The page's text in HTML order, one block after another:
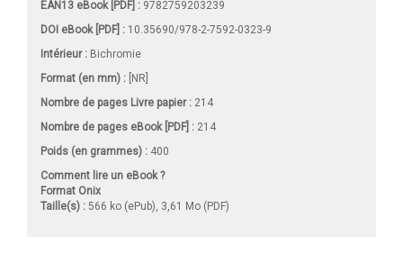
EAN13 eBook [PDF] : 9782759203239
DOI eBook [PDF] : 10.35690/978-2-7592-0323-9
Intérieur : Bichromie
Format (en mm) : [NR]
Nombre de pages Livre papier: 214
Nombre de pages eBook [PDF] : 214
Poids (en grammes) : 400
Comment lire un eBook ?
Format Onix
Taille(s) : 566 ko (ePub), 3,61 Mo (PDF)